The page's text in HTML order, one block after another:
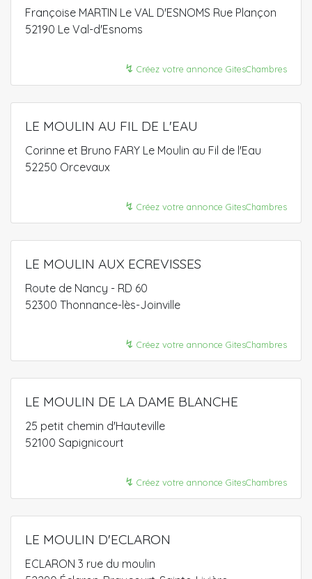
Françoise MARTIN Le VAL D'ESNOMS Rue Plançon
52190 Le Val-d'Esnoms
↯ Créez votre annonce GitesChambres
LE MOULIN AU FIL DE L'EAU
Corinne et Bruno FARY Le Moulin au Fil de l'Eau
52250 Orcevaux
↯ Créez votre annonce GitesChambres
LE MOULIN AUX ECREVISSES
Route de Nancy - RD 60
52300 Thonnance-lès-Joinville
↯ Créez votre annonce GitesChambres
LE MOULIN DE LA DAME BLANCHE
25 petit chemin d'Hauteville
52100 Sapignicourt
↯ Créez votre annonce GitesChambres
LE MOULIN D'ECLARON
ECLARON 3 rue du moulin